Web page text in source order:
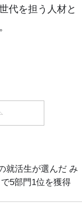
代を担う人材と
就活生が選んだ み
5部門1位を獲得